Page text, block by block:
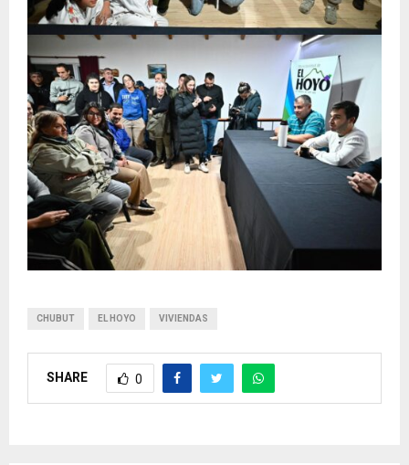
CHUBUT EL HOYO VIVIENDAS
SHARE 0